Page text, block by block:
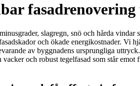
slagregn, snö och hårda vindar
och ökade energikostnader. Vi
av byggnadens ursprungliga
och robust tegelfasad som står